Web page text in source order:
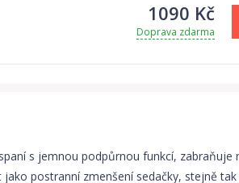
1090 Kč
Doprava zdarma
s jemnou podpůrnou funkcí, zabraňuje
postranní zmenšení sedačky, stejně